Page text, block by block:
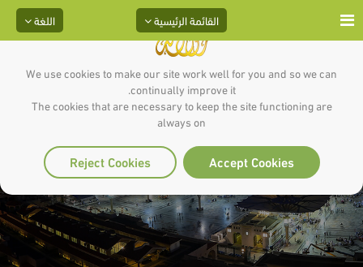
We use cookies to make our site work well for you and so we can
continually improve it.
The cookies that are necessary to keep the site functioning are
always on
Accept Cookies
Reject Cookies
اللغة القائمة الرئيسية
إجتناب الغش